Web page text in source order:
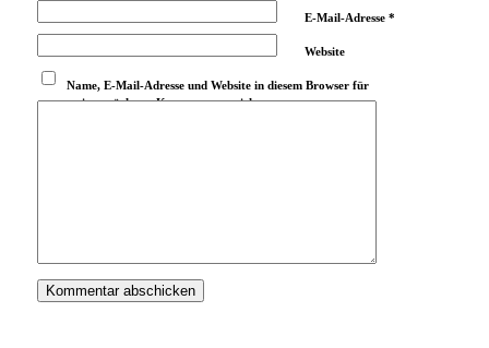
E-Mail-Adresse *
Website
Name, E-Mail-Adresse und Website in diesem Browser für
meinen nächsten Kommentar speichern.